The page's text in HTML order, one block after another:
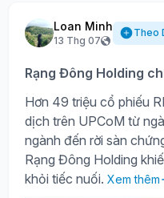
Loan Minh
13 Thg 07
Theo
Rạng Đông Holding
Hơn 49 triệu cổ phiếu
dịch trên UPCoM từ
ngành đến rời sàn
Rạng Đông Holding
khỏi tiếc nuối. Xem thêm